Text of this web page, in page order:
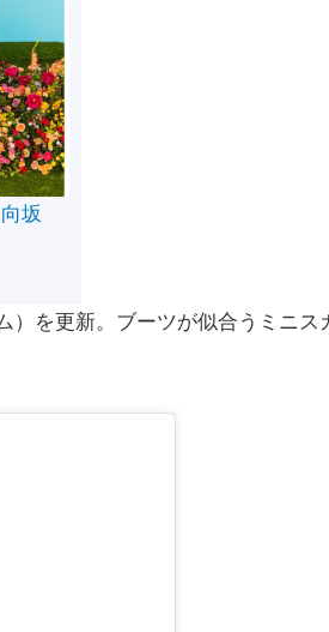
坂
を更新。ブーツが似合うミニス